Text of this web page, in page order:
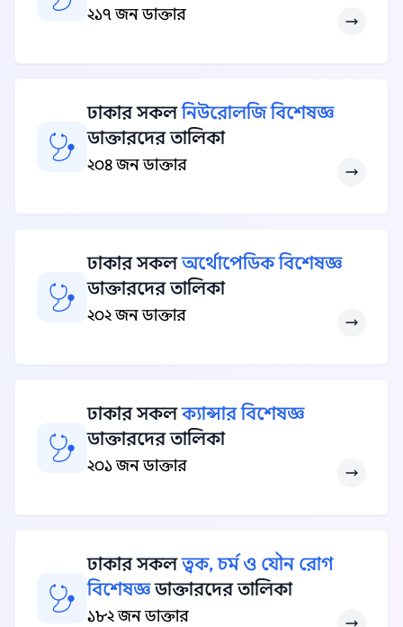
২১৭ জন ডাক্তার
ঢাকার সকলনিউরোলজি বিশেষজ্ঞ
ডাক্তারদের তালিকা
২০৪ জন ডাক্তার
ঢাকার সকলঅর্থোপেডিক বিশেষজ্ঞ
ডাক্তারদের তালিকা
২০২ জন ডাক্তার
ঢাকার সকলক্যান্সার বিশেষজ্ঞ
ডাক্তারদের তালিকা
২০১ জন ডাক্তার
ঢাকার সকলত্বক, চর্ম ও যৌন রোগ
বিশেষজ্ঞডাক্তারদের তালিকা
১৮২ জন ডাক্তার